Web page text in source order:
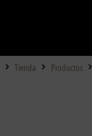
Tienda Productos